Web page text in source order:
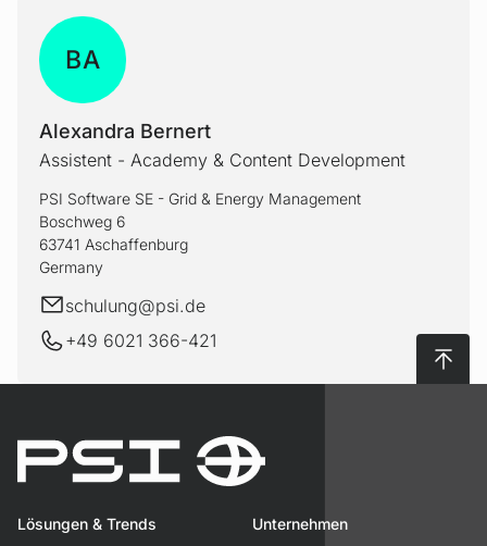
BA
Alexandra Bernert
Assistent - Academy & Content Development
PSI Software SE - Grid & Energy Management
Boschweg 6
63741 Aschaffenburg
Germany
schulung@psi.de
+49 6021 366-421
Lösungen & Trends
Unternehmen
Nach